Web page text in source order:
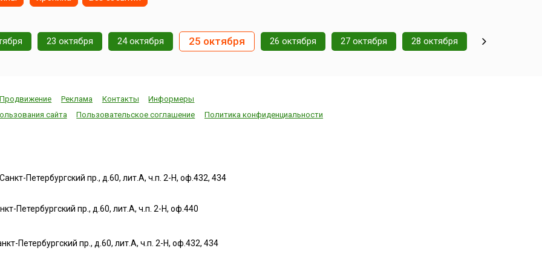
спорта все набирает
зрелищным и массовым,
активный и интересный
Ка...
историей, множеством
памятников архитектуры,
23 октября 24 октября 25 октября 26 октября 27 октября 28 октября
Продвижение Реклама Контакты
Информеры
сайта
Пользовательское соглашение Политика конфиденциальности
Петербургский пр., д.60, лит.А, ч.п. 2-Н, оф.432, 434
Петербургский пр., д.60, лит.А, ч.п. 2-Н, оф.440
Петербургский пр., д.60, лит.А, ч.п. 2-Н, оф.432, 434